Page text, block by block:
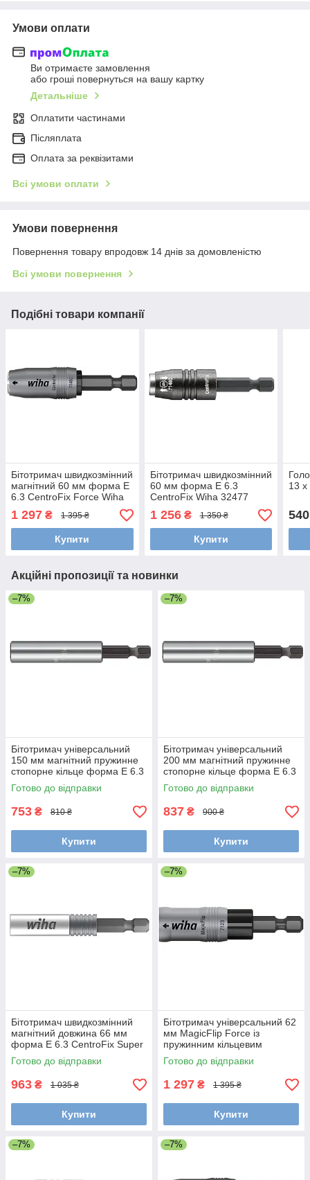
Умови оплати
Ви отримаєте замовлення
або гроші повернуться на вашу картку
Детальніше
Оплатити частинами
Післяплата
Оплата за реквізитами
Всі умови оплати
Умови повернення
Повернення товару впродовж 14 днів за домовленістю
Всі умови повернення
Подібні товари компанії
Бітотримач швидкозмінний
магнітний 60 мм форма E
6.3 CentroFix Force Wiha
1 297 ₴ 1 395 ₴
Купити
Бітотримач швидкозмінний
60 мм форма E 6.3
CentroFix Wiha 32477
1 256₴ 1 350 ₴
Купити
13
540
Акційні пропозиції та новинки
–7%
Бітотримач універсальний
150 мм магнітний пружинне
стопорне кільце форма E 6.3
Wiha 34306
Готово до відправки
753 ₴ 810 ₴
Купити
–7%
Бітотримач універсальний
200 мм магнітний пружинне
стопорне кільце форма E 6.3
Wiha 36093
Готово до відправки
837 ₴ 900 ₴
Купити
–7%
Бітотримач швидкозмінний
магнітний довжина 66 мм
форма E 6.3 CentroFix Super
Slim Wiha 39134
Готово до відправки
963 ₴ 1 035 ₴
Купити
–7%
Бітотримач універсальний 62
мм MagicFlip Force із
пружинним кільцевим
магнітом форма E 6.3 Wiha
36800
Готово до відправки
1 297 ₴ 1 395 ₴
Купити
–7% –7%